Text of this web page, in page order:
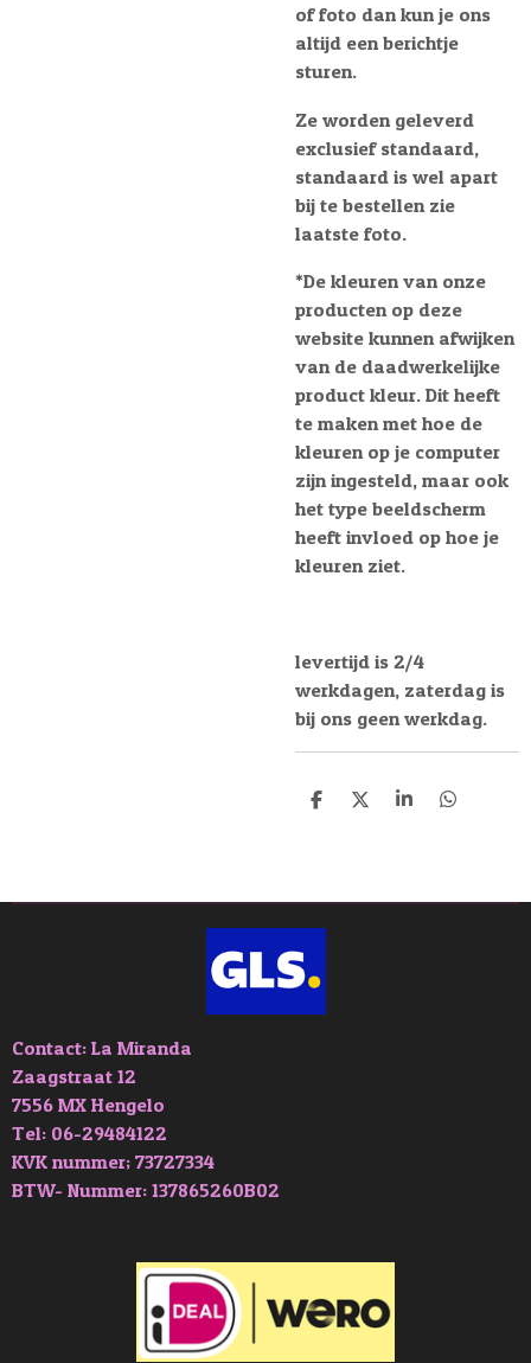
of foto dan kun je ons
altijd een berichtje
sturen.
Ze worden geleverd
exclusief standaard,
standaard is wel apart
bij te bestellen zie
laatste foto.
*De kleuren van onze
producten op deze
website kunnen afwijken
van de daadwerkelijke
product kleur. Dit heeft
te maken met hoe de
kleuren op je computer
zijn ingesteld, maar ook
het type beeldscherm
heeft invloed op hoe je
kleuren ziet.
levertijd is 2/4
werkdagen, zaterdag is
bij ons geen werkdag.
D
D
S
D
Contact: La Miranda
Zaagstraat 12
7556 MX Hengelo
Tel: 06-29484122
KVK nummer; 73727334
BTW- Nummer: 137865260B02